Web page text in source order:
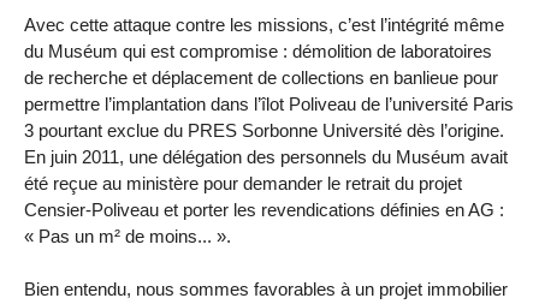
Avec cette attaque contre les missions, c’est l’intégrité même
du Muséum qui est compromise : démolition de laboratoires
de recherche et déplacement de collections en banlieue pour
permettre l’implantation dans l’îlot Poliveau de l’université Paris
3 pourtant exclue du PRES Sorbonne Université dès l’origine.
En juin 2011, une délégation des personnels du Muséum avait
été reçue au ministère pour demander le retrait du projet
Censier-Poliveau et porter les revendications définies en AG :
« Pas un m² de moins... ».
Bien entendu, nous sommes favorables à un projet immobilier